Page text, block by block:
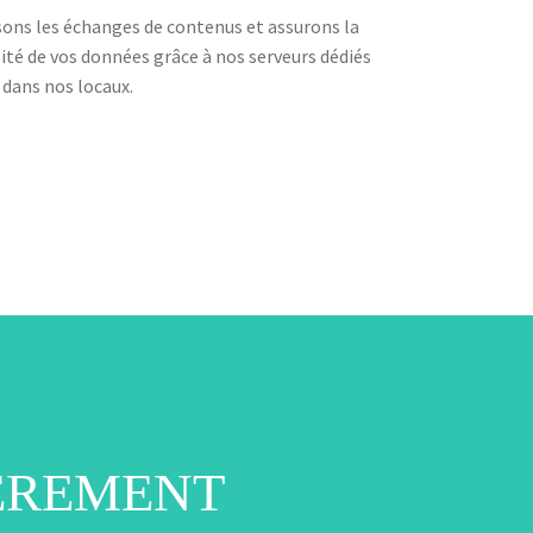
les échanges de contenus et assurons la
de vos données grâce à nos serveurs dédiés
nos locaux.